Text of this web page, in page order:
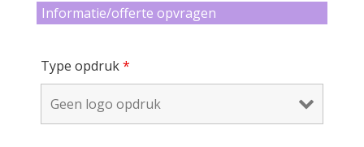
Informatie/offerte opvragen
Type opdruk*